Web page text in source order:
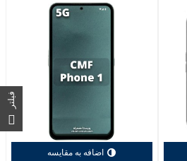
اضافه به مقایسه
فیلتر